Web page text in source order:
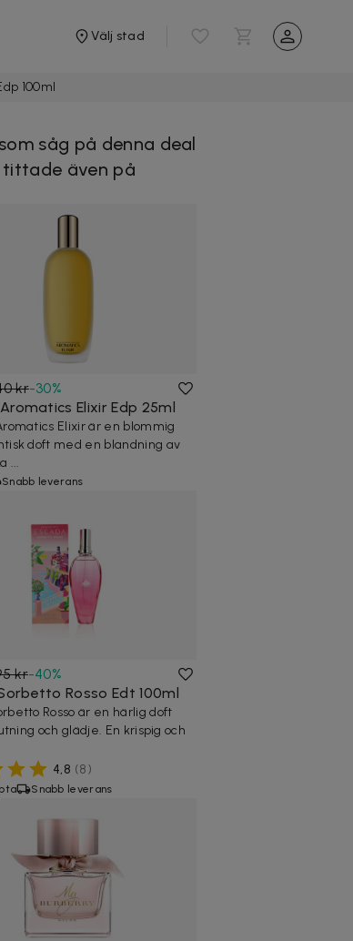
Välj stad
100ml
såg på denna deal
tittade även på
kr-30%
Elixir Edp 25ml
Elixir är en blommig
doft med en blandning av
...
Snabb leverans
kr-40%
Rosso Edt 100ml
Rosso är en härlig doft
och glädje. En krispig och
4,8 (8)
Snabb leverans